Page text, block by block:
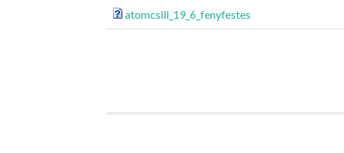
atomcsill_19_6_fenyfestes